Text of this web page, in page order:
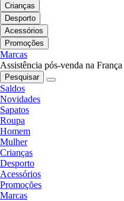
Crianças
Desporto
Acessórios
Promoções
Marcas
Assistência pós-venda na França
Pesquisar
Saldos
Novidades
Sapatos
Roupa
Homem
Mulher
Crianças
Desporto
Acessórios
Promoções
Marcas